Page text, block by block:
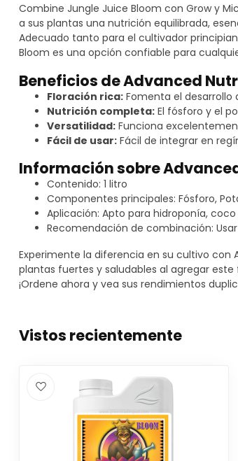
Combine Jungle Juice Bloom con Grow y
a sus plantas una nutrición equilibrada,
Adecuado tanto para el cultivador
Bloom es una opción confiable para
Beneficios de Advanced
Floración rica: Fomenta el desarrollo
Nutrición completa: El fósforo y el
Versatilidad: Funciona
Fácil de usar: Fácil de integrar en
Información sobre
Contenido: 1 litro
Componentes principales: Fósforo,
Aplicación: Apto para hidroponía,
Recomendación de combinación:
Experimente la diferencia en su cultivo con
plantas fuertes y saludables al agregar
¡Ordene ahora y vea sus rendimientos
Vistos recientemente